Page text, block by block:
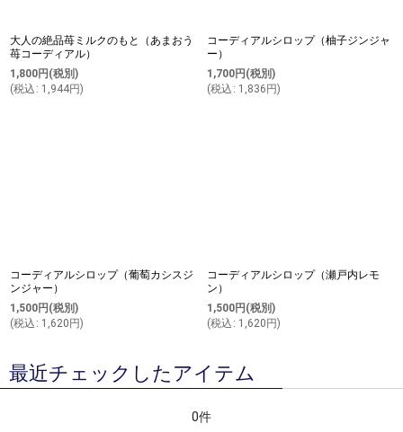
大人の絶品苺ミルクのもと（あまおう
苺コーディアル）
1,800円 (税別)
(税込 : 1,944円)
コーディアルシロップ（柚子ジンジャ
ー）
1,700円 (税別)
(税込 : 1,836 円)
コーディアルシロップ（葡萄カシスジ
ンジャー）
1,500円 (税別)
(税込 : 1,620 円)
コーディアルシロップ（瀬戸内レモ
ン）
1,500円 (税別)
(税込 : 1,620 円)
最近チェックしたアイテム
0件